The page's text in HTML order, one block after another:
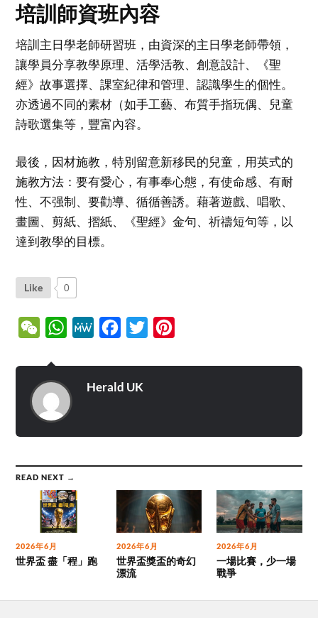
培訓師資班內容
培訓主日學老師研習班，由資深的主日學老師帶領，
讓學員分享教學原理、活學活教、創意設計、《聖
經》故事選擇、課室紀律和管理、認識學生的個性。
亦透過不同的素材（如手工藝、布質手指玩偶、兒童
詩歌選集等，豐富內容。
最後，因材施教，特別留意新移民的兒童，用英式的
施教方法：要有愛心，有事奉心態，有使命感、有耐
性、不强制、要勸導、循循善誘。藉著遊戲、唱歌、
畫圖、剪紙、摺紙、《聖經》金句、祈禱短句等，以
達到教學的目標。
Like 0
WeChatWhatsApp
MeWe Facebook
Twitter
Herald UK
READ NEXT →
2026年6月
世界盃 盡「程」跑
2026年6月
世界盃獎盃的奇幻
漂流
2026年6月
一場比賽，少一場
戰爭